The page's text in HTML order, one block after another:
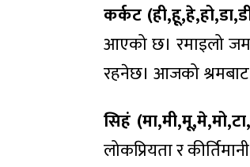
कर्कट
आएको छ। रमाइलो
रहनेछ। आजको
सिहं
लोकप्रियता र